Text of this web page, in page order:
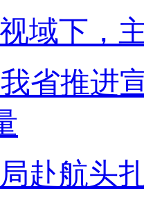
域下，
省推进
赴航头